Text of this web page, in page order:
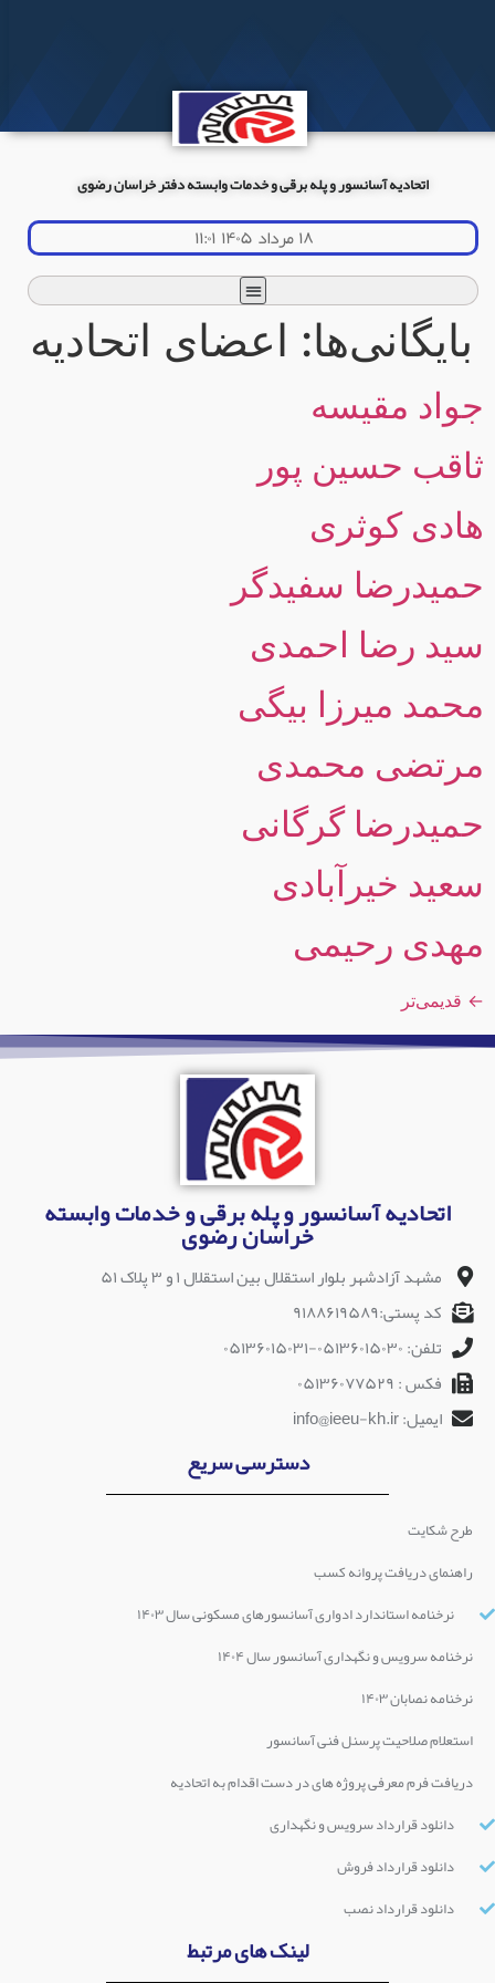
اتحادیه آسانسور و پله برقی و خدمات وابسته دفتر خراسان رضوی
۱۸ مرداد ۱۴۰۵ ۱۱:۰۱
بایگانی‌ها: اعضای اتحادیه
جواد مقیسه
ثاقب حسین پور
هادی کوثری
حمیدرضا سفیدگر
سید رضا احمدی
محمد میرزا بیگی
مرتضی محمدی
حمیدرضا گرگانی
سعید خیرآبادی
مهدی رحیمی
←قدیمی‌تر
اتحادیه آسانسور و پله برقی و خدمات وابسته
خراسان رضوی
مشهد آزادشهر بلوار استقلال بین استقلال ۱ و ۳ پلاک ۵۱
کد پستی:۹۱۸۸۶۱۹۵۸۹
تلفن: ۰۵۱۳۶۰۱۵۰۳۰-۰۵۱۳۶۰۱۵۰۳۱
فکس : ۰۵۱۳۶۰۷۷۵۲۹
ایمیل: info@ieeu-kh.ir
دسترسی سریع
طرح شکایت
راهنمای دریافت پروانه کسب
نرخنامه استاندارد ادواری آسانسورهای مسکونی سال ۱۴۰۳
نرخنامه سرویس و نگهداری آسانسور سال ۱۴۰۴
نرخنامه نصابان ۱۴۰۳
استعلام صلاحیت پرسنل فنی آسانسور
دریافت فرم معرفی پروژه های در دست اقدام به اتحادیه
دانلود قرارداد سرویس و نگهداری
دانلود قرارداد فروش
دانلود قرارداد نصب
لینک های مرتبط